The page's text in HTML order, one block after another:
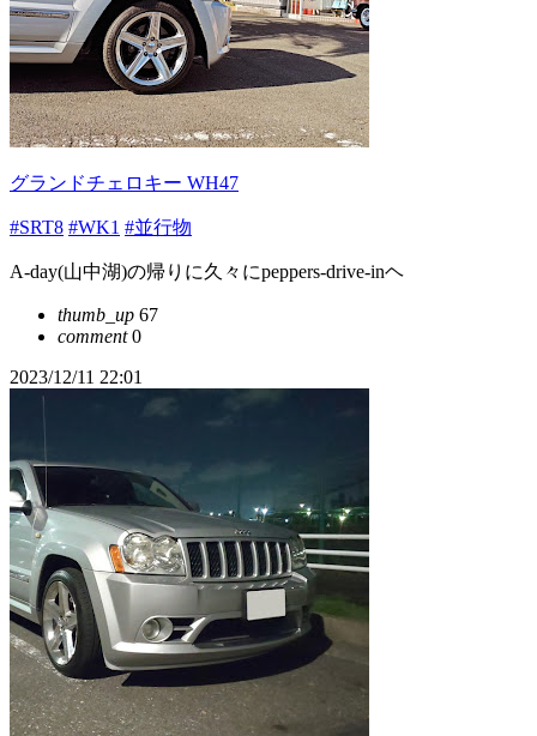
グランドチェロキー WH47
#SRT8 #WK1 #並行物
A-day(山中湖)の帰りに久々にpeppers-drive-inヘ
thumb_up 67
comment0
2023/12/11 22:01